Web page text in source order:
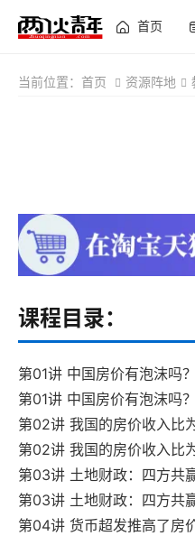
首页
当前位置： 首页 资源阵地
课程目录：
第01讲 中国房价有泡沫吗
第01讲 中国房价有泡沫吗
第02讲 我国的房价收入比
第02讲 我国的房价收入比
第03讲 土地财政：四方共
第03讲 土地财政：四方共
第04讲 货币超发推高了房